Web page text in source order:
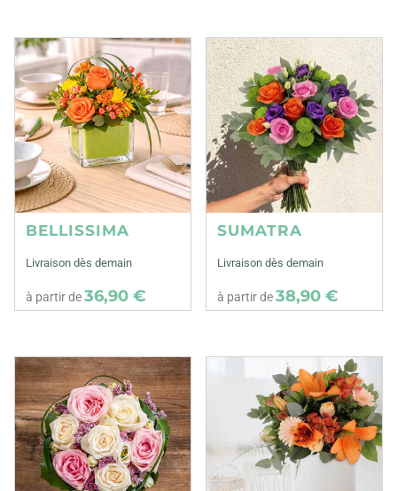
BELLISSIMA
Livraison dès demain
à partir de36,90 €
SUMATRA
Livraison dès demain
à partir de38,90 €